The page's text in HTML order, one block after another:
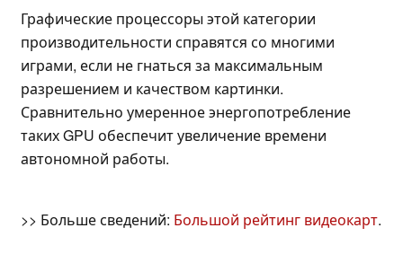
Графические процессоры этой категории
производительности справятся со многими
играми, если не гнаться за максимальным
разрешением и качеством картинки.
Сравнительно умеренное энергопотребление
таких GPU обеспечит увеличение времени
автономной работы.
>> Больше сведений: Большой рейтинг видеокарт.